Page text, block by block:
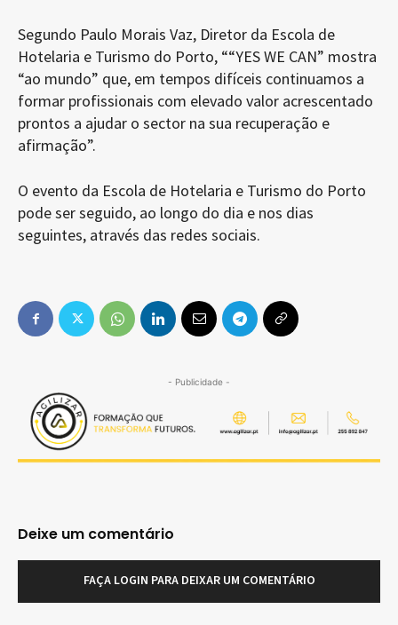
Segundo Paulo Morais Vaz, Diretor da Escola de
Hotelaria e Turismo do Porto, ““YES WE CAN” mostra
“ao mundo” que, em tempos difíceis continuamos a
formar profissionais com elevado valor acrescentado
prontos a ajudar o sector na sua recuperação e
afirmação”.
O evento da Escola de Hotelaria e Turismo do Porto
pode ser seguido, ao longo do dia e nos dias
seguintes, através das redes sociais.
- Publicidade -
Deixe um comentário
FAÇA LOGIN PARA DEIXAR UM COMENTÁRIO